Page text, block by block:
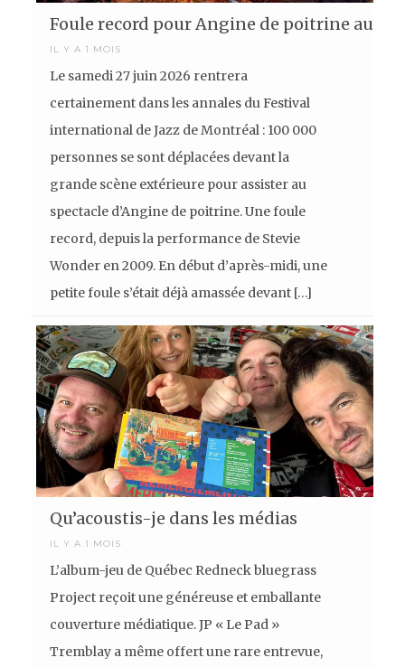
Foule record pour Angine de poitrine au
IL Y A 1 MOIS
Le samedi 27 juin 2026 rentrera
certainement dans les annales du Festival
international de Jazz de Montréal : 100 000
personnes se sont déplacées devant la
grande scène extérieure pour assister au
spectacle d’Angine de poitrine. Une foule
record, depuis la performance de Stevie
Wonder en 2009. En début d’après-midi, une
petite foule s’était déjà amassée devant […]
Qu’acoustis-je dans les médias
IL Y A 1 MOIS
L’album-jeu de Québec Redneck bluegrass
Project reçoit une généreuse et emballante
couverture médiatique. JP « Le Pad »
Tremblay a même offert une rare entrevue,